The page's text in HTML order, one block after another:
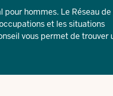
pour hommes. Le Réseau
et les situations
vous permet de trouver